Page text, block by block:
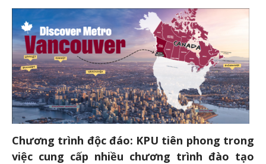
Chương trình độc đáo: KPU tiên phong trong
việc cung cấp nhiều chương trình đào tạo